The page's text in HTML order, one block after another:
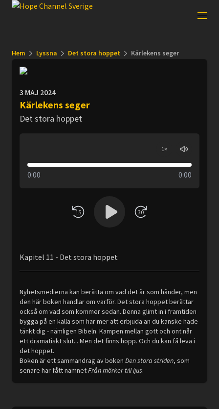
Hem Lyssna Det stora hoppet Kärlekens seger
3 MAJ 2024
Kärlekens seger
Det stora hoppet
1×
0:00 0:00
15 30
Kapitel 11 - Det stora hoppet
Nyhetsmedierna kan berätta om vad det är som händer, men
den här boken handlar om varför. Det stora hoppet berättar
också om vad som kommer sedan. Denna glimt in i framtiden
bygga på en källa som har mer att erbjuda än du kanske hade
tänkt dig - nämligen Bibeln. Kampen mellan gott och ont når
ett dramatiskt slut... Men det finns hopp. Och du kan få leva i
det hoppet.
Boken är ett sammandrag av boken Den stora striden, som
senare har fått namnetFrån mörker till ljus.